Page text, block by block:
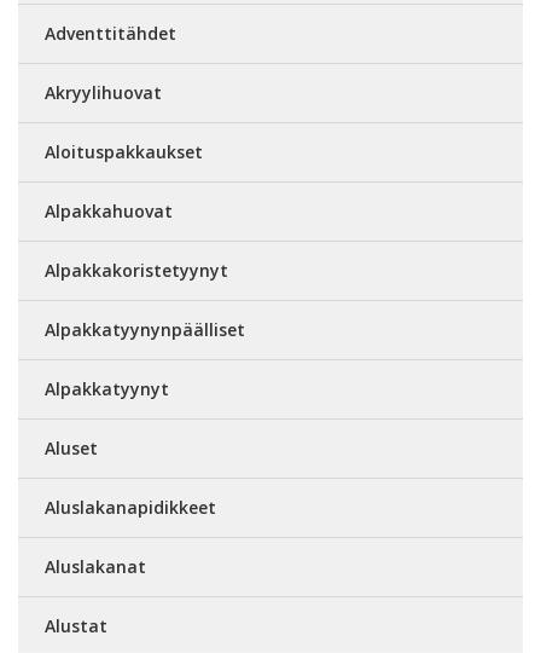
Adventtitähdet
Akryylihuovat
Aloituspakkaukset
Alpakkahuovat
Alpakkakoristetyynyt
Alpakkatyynynpäälliset
Alpakkatyynyt
Aluset
Aluslakanapidikkeet
Aluslakanat
Alustat